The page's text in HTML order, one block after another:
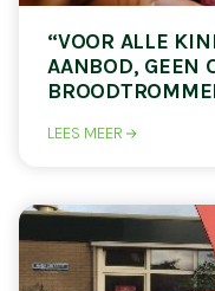
“VOOR ALLE
AANBOD, GEEN
LEES MEER